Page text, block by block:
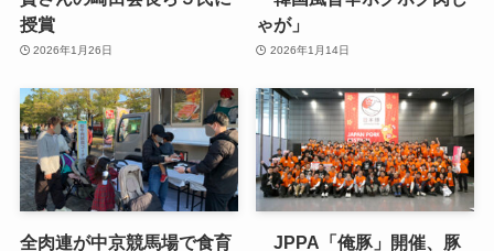
授賞
2026年1月26日
ゃが」
2026年1月14日
全肉連が中京競馬場で食育
JPPA「俺豚」開催、豚